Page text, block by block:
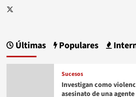
Twitter
Últimas Populares
Sucesos
Investigan como
asesinato de una